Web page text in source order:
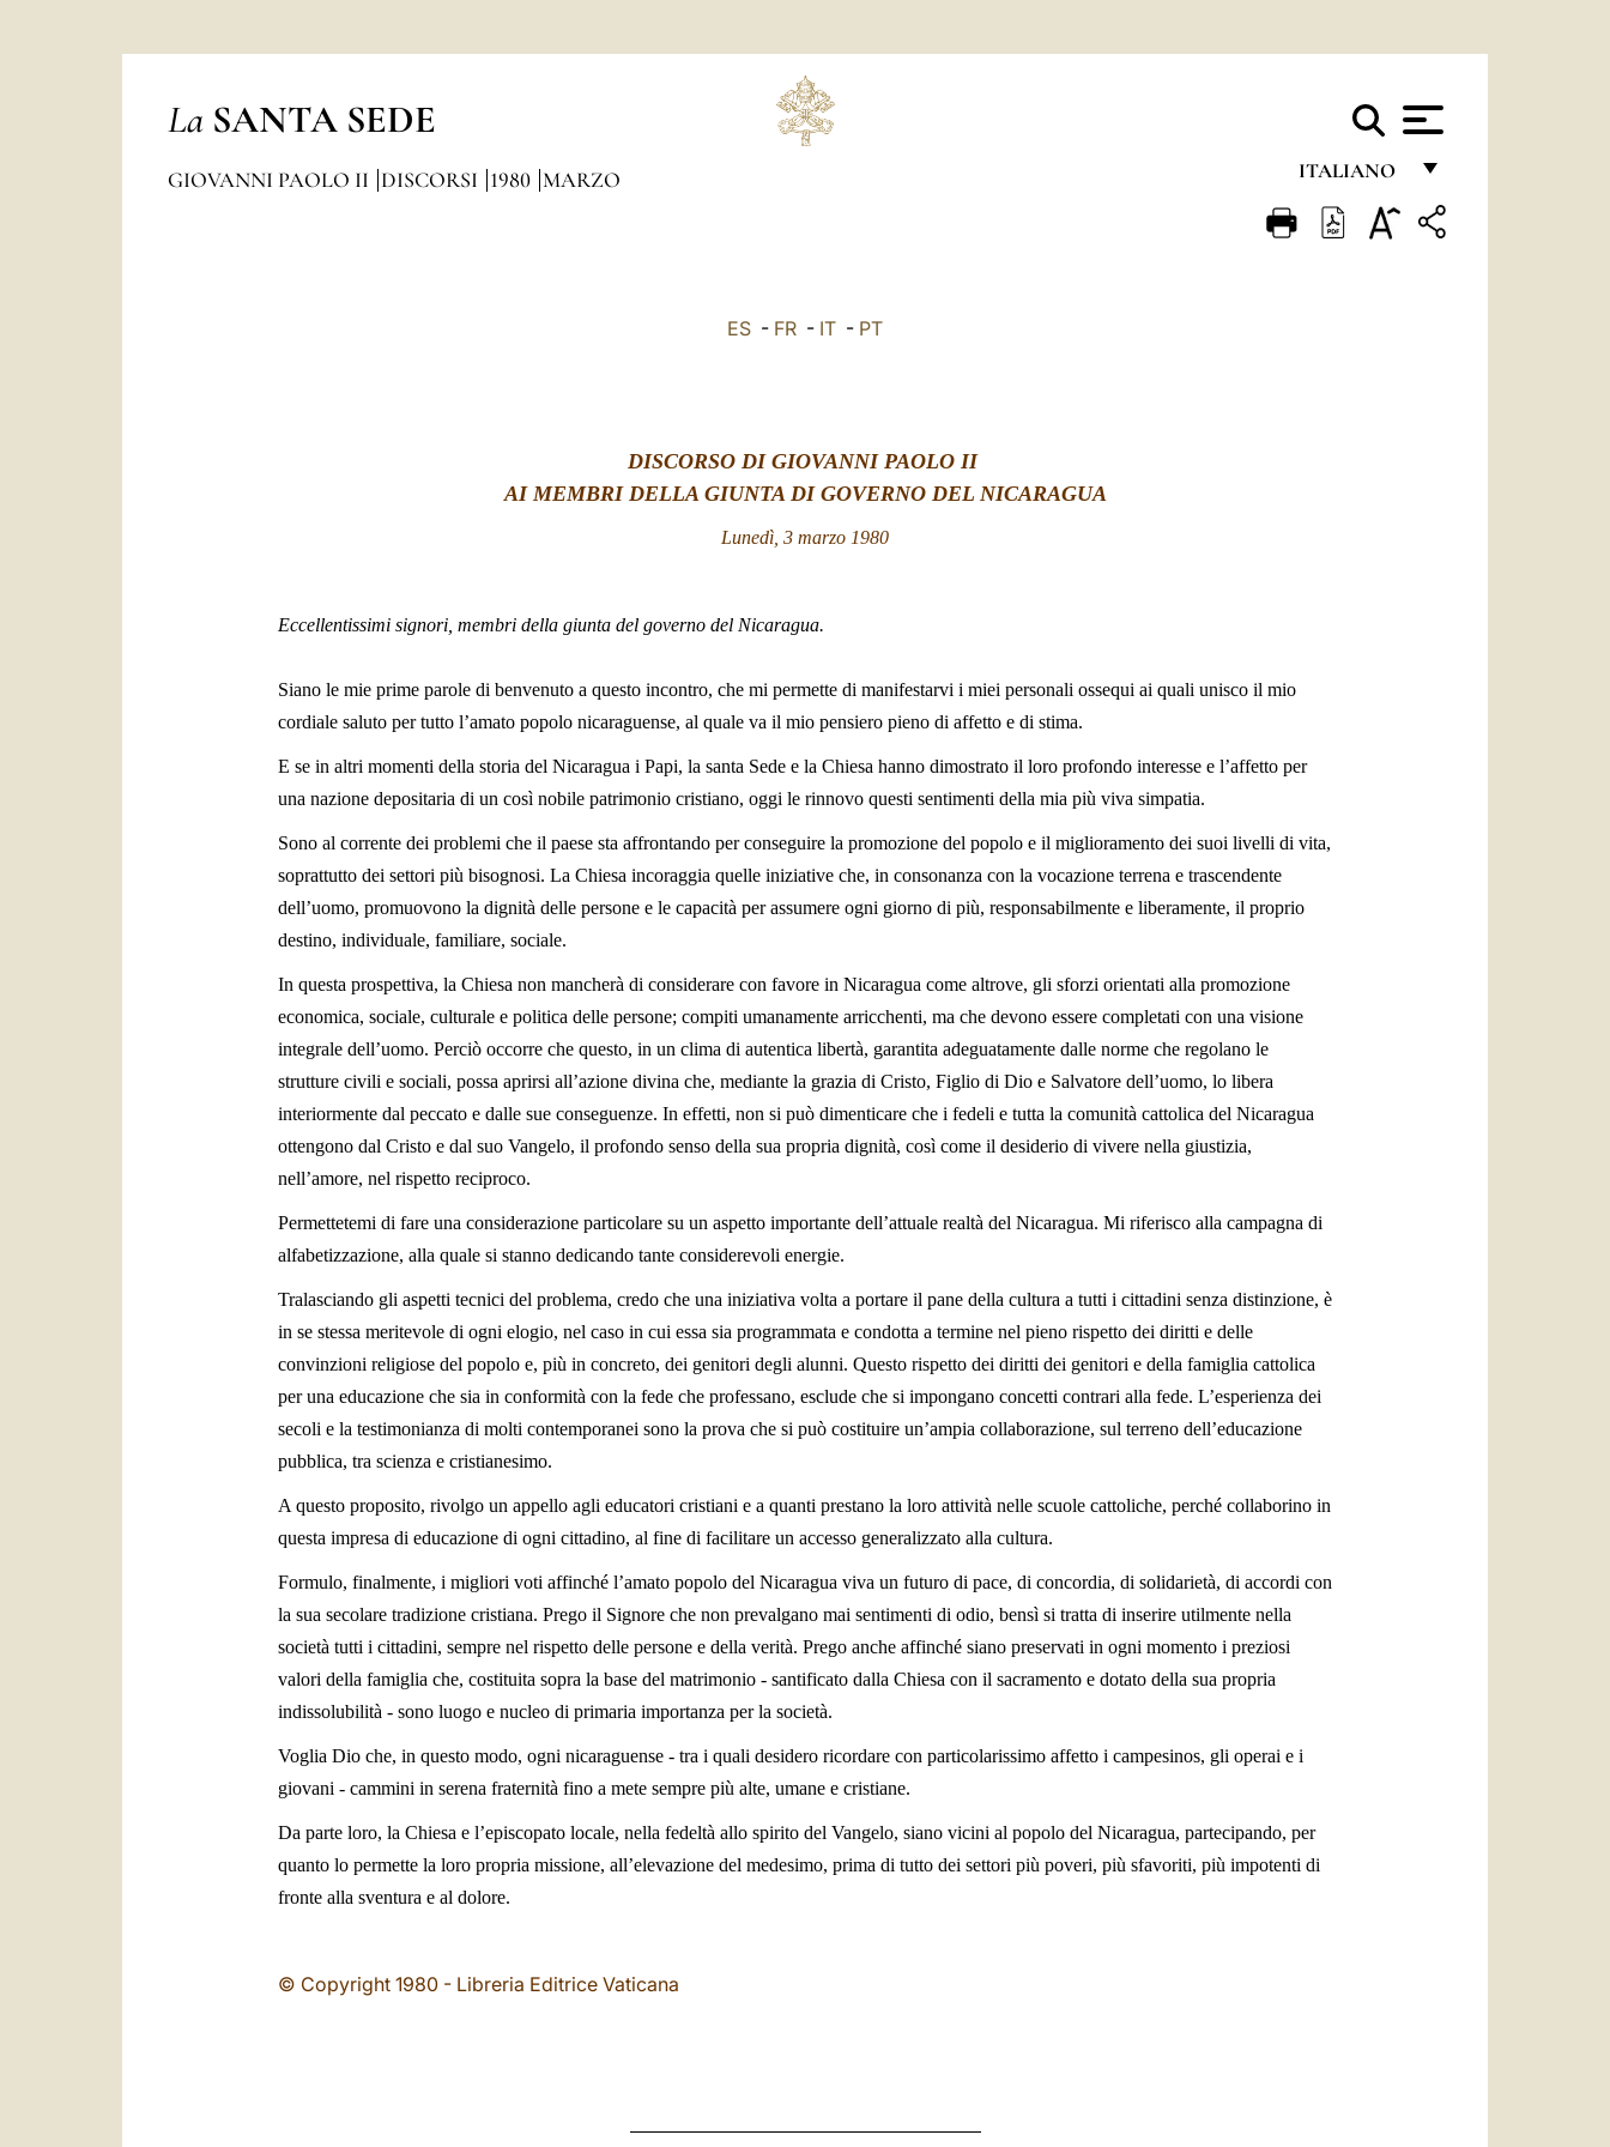
La SANTA SEDE
ITALIANO
FRANÇAIS
GIOVANNI PAOLO II DISCORSI 1980 MARZO
ES - FR - IT - PT
DISCORSO DI GIOVANNI PAOLO II
AI MEMBRI DELLA GIUNTA DI GOVERNO DEL NICARAGUA
Lunedì, 3 marzo 1980
Eccellentissimi signori, membri della giunta del governo del Nicaragua.
Siano le mie prime parole di benvenuto a questo incontro, che mi permette di manifestarvi i miei personali ossequi ai quali unisco il mio
cordiale saluto per tutto l’amato popolo nicaraguense, al quale va il mio pensiero pieno di affetto e di stima.
E se in altri momenti della storia del Nicaragua i Papi, la santa Sede e la Chiesa hanno dimostrato il loro profondo interesse e l’affetto per
una nazione depositaria di un così nobile patrimonio cristiano, oggi le rinnovo questi sentimenti della mia più viva simpatia.
Sono al corrente dei problemi che il paese sta affrontando per conseguire la promozione del popolo e il miglioramento dei suoi livelli di vita,
soprattutto dei settori più bisognosi. La Chiesa incoraggia quelle iniziative che, in consonanza con la vocazione terrena e trascendente
dell’uomo, promuovono la dignità delle persone e le capacità per assumere ogni giorno di più, responsabilmente e liberamente, il proprio
destino, individuale, familiare, sociale.
In questa prospettiva, la Chiesa non mancherà di considerare con favore in Nicaragua come altrove, gli sforzi orientati alla promozione
economica, sociale, culturale e politica delle persone; compiti umanamente arricchenti, ma che devono essere completati con una visione
integrale dell’uomo. Perciò occorre che questo, in un clima di autentica libertà, garantita adeguatamente dalle norme che regolano le
strutture civili e sociali, possa aprirsi all’azione divina che, mediante la grazia di Cristo, Figlio di Dio e Salvatore dell’uomo, lo libera
interiormente dal peccato e dalle sue conseguenze. In effetti, non si può dimenticare che i fedeli e tutta la comunità cattolica del Nicaragua
ottengono dal Cristo e dal suo Vangelo, il profondo senso della sua propria dignità, così come il desiderio di vivere nella giustizia,
nell’amore, nel rispetto reciproco.
Permettetemi di fare una considerazione particolare su un aspetto importante dell’attuale realtà del Nicaragua. Mi riferisco alla campagna di
alfabetizzazione, alla quale si stanno dedicando tante considerevoli energie.
Tralasciando gli aspetti tecnici del problema, credo che una iniziativa volta a portare il pane della cultura a tutti i cittadini senza distinzione, è
in se stessa meritevole di ogni elogio, nel caso in cui essa sia programmata e condotta a termine nel pieno rispetto dei diritti e delle
convinzioni religiose del popolo e, più in concreto, dei genitori degli alunni. Questo rispetto dei diritti dei genitori e della famiglia cattolica
per una educazione che sia in conformità con la fede che professano, esclude che si impongano concetti contrari alla fede. L’esperienza dei
secoli e la testimonianza di molti contemporanei sono la prova che si può costituire un’ampia collaborazione, sul terreno dell’educazione
pubblica, tra scienza e cristianesimo.
A questo proposito, rivolgo un appello agli educatori cristiani e a quanti prestano la loro attività nelle scuole cattoliche, perché collaborino in
questa impresa di educazione di ogni cittadino, al fine di facilitare un accesso generalizzato alla cultura.
Formulo, finalmente, i migliori voti affinché l’amato popolo del Nicaragua viva un futuro di pace, di concordia, di solidarietà, di accordi con
la sua secolare tradizione cristiana. Prego il Signore che non prevalgano mai sentimenti di odio, bensì si tratta di inserire utilmente nella
società tutti i cittadini, sempre nel rispetto delle persone e della verità. Prego anche affinché siano preservati in ogni momento i preziosi
valori della famiglia che, costituita sopra la base del matrimonio - santificato dalla Chiesa con il sacramento e dotato della sua propria
indissolubilità - sono luogo e nucleo di primaria importanza per la società.
Voglia Dio che, in questo modo, ogni nicaraguense - tra i quali desidero ricordare con particolarissimo affetto i campesinos, gli operai e i
giovani - cammini in serena fraternità fino a mete sempre più alte, umane e cristiane.
Da parte loro, la Chiesa e l’episcopato locale, nella fedeltà allo spirito del Vangelo, siano vicini al popolo del Nicaragua, partecipando, per
quanto lo permette la loro propria missione, all’elevazione del medesimo, prima di tutto dei settori più poveri, più sfavoriti, più impotenti di
fronte alla sventura e al dolore.
© Copyright 1980 - Libreria Editrice Vaticana